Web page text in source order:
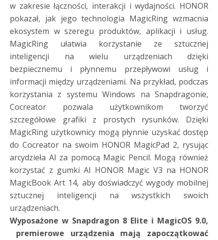
w zakresie łączności, interakcji i wydajności. HONOR
pokazał, jak jego technologia MagicRing wzmacnia
ekosystem w szeregu produktów, aplikacji i usług.
MagicRing ułatwia korzystanie ze sztucznej
inteligencji na wielu urządzeniach dzięki
bezpiecznemu i płynnemu przepływowi usług i
informacji między urządzeniami. Na przykład, podczas
korzystania z systemu Windows na Snapdragonie,
Cocreator pozwala użytkownikom tworzyć
szczegółowe grafiki z prostych rysunków. Dzięki
MagicRing użytkownicy mogą płynnie uzyskać dostęp
do Cocreator na swoim HONOR MagicPad 2, rysując
arcydzieła AI za pomocą Magic Pencil. Mogą również
korzystać z gumki AI HONOR Magic V3 na HONOR
MagicBook Art 14, aby doświadczyć wygody mobilnej
sztucznej inteligencji na wszystkich swoich
urządzeniach.
Wyposażone w Snapdragon 8 Elite i MagicOS 9.0,
premierowe urządzenia mają zapoczątkować